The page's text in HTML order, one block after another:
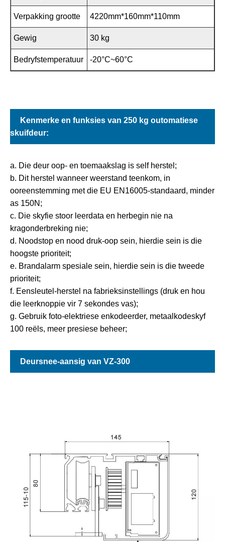
Verpakking grootte 4220mm*160mm*110mm
Gewig 30 kg
Bedryfstemperatuur -20°C~60°C
Kenmerke en funksies van 250 kg outomatiese
skuifdeur:
a. Die deur oop- en toemaakslag is self herstel;
b. Dit herstel wanneer weerstand teenkom, in
ooreenstemming met die EU EN16005-standaard, minder
as 150N;
c. Die skyfie stoor leerdata en herbegin nie na
kragonderbreking nie;
d. Noodstop en nood druk-oop sein, hierdie sein is die
hoogste prioriteit;
e. Brandalarm spesiale sein, hierdie sein is die tweede
prioriteit;
f. Eensleutel-herstel na fabrieksinstellings (druk en hou
die leerknoppie vir 7 sekondes vas);
g. Gebruik foto-elektriese enkodeerder, metaalkodeskyf
100 reëls, meer presiese beheer;
Deursnee-aansig van VZ-300